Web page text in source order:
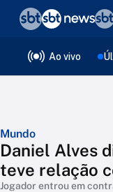
Ao vivo
Mundo
Daniel Alves
teve relação
Jogador entrou em
❮voltar